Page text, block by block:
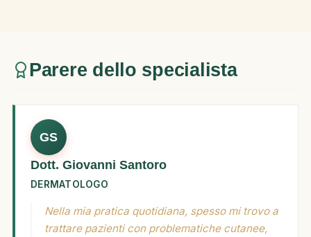
Parere dello specialista
GS
Dott. Giovanni Santoro
DERMATOLOGO
Nella mia pratica quotidiana, spesso mi trovo a
trattare pazienti con problematiche cutanee,